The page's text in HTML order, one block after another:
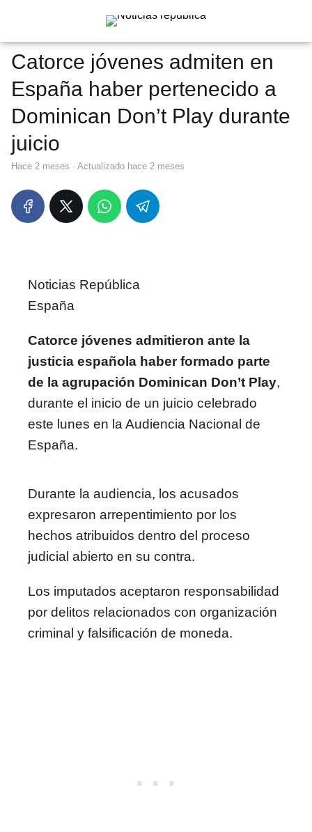
Catorce jóvenes admiten en
España haber pertenecido a
Dominican Don’t Play durante
juicio
hace 2 meses · Actualizado hace 2 meses
Noticias República
España
Catorce jóvenes admitieron ante la
justicia española haber formado parte
de la agrupación Dominican Don’t Play,
durante el inicio de un juicio celebrado
este lunes en la Audiencia Nacional de
España.
Durante la audiencia, los acusados
expresaron arrepentimiento por los
hechos atribuidos dentro del proceso
judicial abierto en su contra.
Los imputados aceptaron responsabilidad
por delitos relacionados con organización
criminal y falsificación de moneda.